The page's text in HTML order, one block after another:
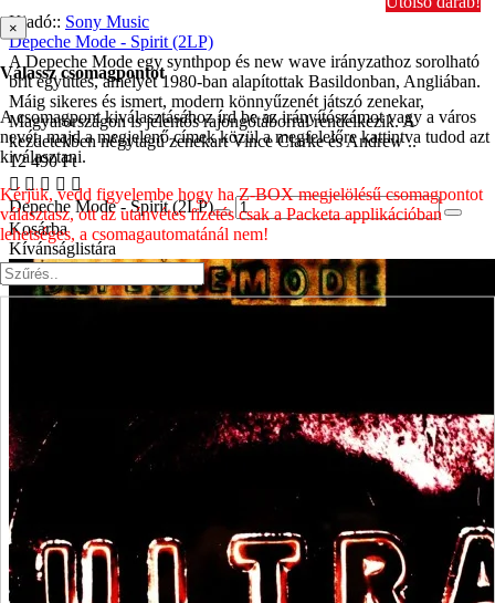
Kiadó:: Sony Music
Depeche Mode - Spirit (2LP)
A Depeche Mode egy synthpop és new wave irányzathoz sorolható
brit együttes, amelyet 1980-ban alapítottak Basildonban, Angliában.
Máig sikeres és ismert, modern könnyűzenét játszó zenekar,
Magyarországon is jelentős rajongótáborral rendelkezik. A
kezdetekben négytagú zenekart Vince Clarke és Andrew ..
12 490 Ft
Depeche Mode - Spirit (2LP)
Kosárba
Kívánságlistára
×
Válassz csomagpontot
A csomagpont kiválasztásához írd be az irányítószámot vagy a város
nevét, majd a megjelenő címek közül a megfelelőre kattintva tudod azt
kiválasztani.
Kérjük, vedd figyelembe hogy ha Z-BOX megjelölésű csomagpontot
választasz, ott az utánvétes fizetés csak a Packeta applikációban
lehetséges, a csomagautomatánál nem!